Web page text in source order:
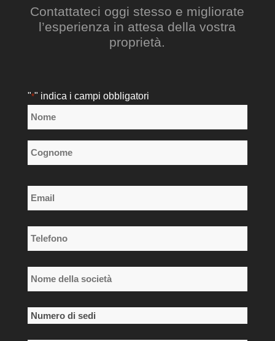
Contattateci oggi stesso e migliorate
l’esperienza in attesa della vostra
proprietà.
"*" indica i campi obbligatori
Nome
*
Email
*
Telefono
*
Nome
della
società
*
Numero